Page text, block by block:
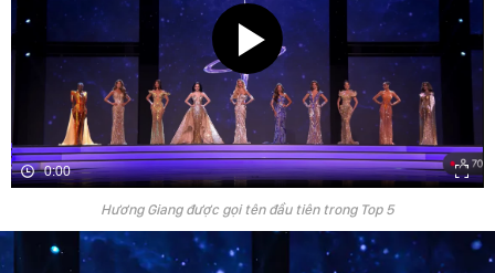
0:00
Hương Giang được gọi tên đầu tiên trong Top 5